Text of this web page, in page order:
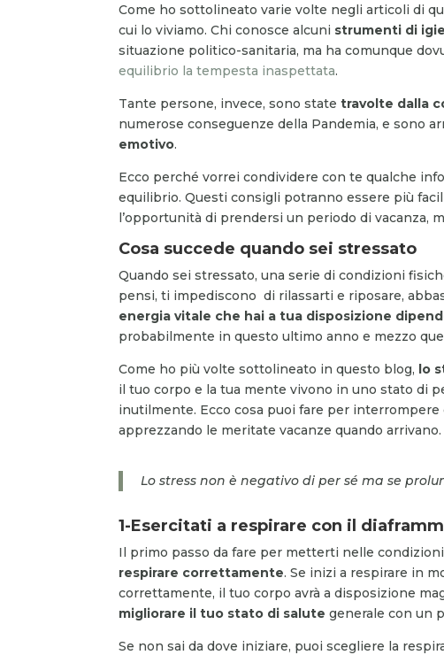
Come ho sottolineato varie volte negli articoli di
cui lo viviamo. Chi conosce alcuni strumenti di
situazione politico-sanitaria, ma ha comunque
equilibrio la tempesta inaspettata.
Tante persone, invece, sono statetravolte dalla
numerose conseguenze della Pandemia, e sono
emotivo.
Ecco perché vorrei condividere con te qualche
equilibrio. Questi consigli potranno essere più
l’opportunità di prendersi un periodo di vacanza,
Cosa succede quando sei stressato
Quando sei stressato, una serie di condizioni
pensi, ti impediscono di rilassarti e riposare,
energia vitale che hai a tua disposizione
probabilmente in questo ultimo anno e mezzo
Come ho più volte sottolineato in questo blog, lo
il tuo corpo e la tua mente vivono in uno stato di
inutilmente. Ecco cosa puoi fare per
apprezzando le meritate vacanze quando arrivano.
Lo stress non è negativo di per sé ma se
1-Esercitati a respirare con il
Il primo passo da fare per metterti nelle
respirare correttamente. Se inizi a respirare in
correttamente, il tuo corpo avrà a disposizione
migliorare il tuo stato di salute generale con un
Se non sai da dove iniziare, puoi scegliere la